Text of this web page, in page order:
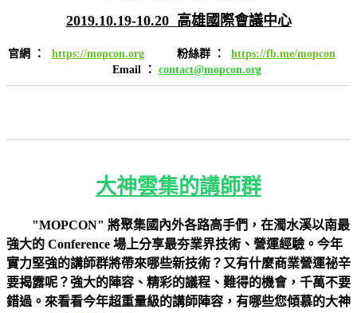
2019.10.19-10.20 高雄國際會議中心
官網 ： https://mopcon.org 粉絲群 ：
https://fb.me/mopcon
Email ： contact@mopcon.org
大神雲集的講師群
"MOPCON" 將聚集國內外各路高手們，在濁水溪以南最
強大的 Conference 場上分享最夯業界技術、營運經驗。今年
實力堅強的講師群將帶來哪些新技術？又有什麼商業營運祕辛
要揭露呢？強大的陣容、精彩的議程、難得的機會，千萬不要
錯過。來看看今年超重量級的講師陣容，有哪些您傾慕的大神